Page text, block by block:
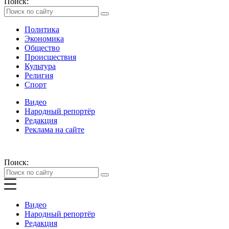
Политика
Экономика
Общество
Происшествия
Культура
Религия
Спорт
Видео
Народный репортёр
Редакция
Реклама на сайте
Поиск:
Видео
Народный репортёр
Редакция